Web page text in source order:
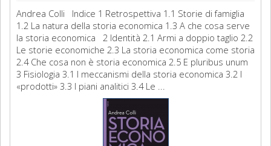
Andrea Colli Indice 1 Retrospettiva 1.1 Storie di famiglia
1.2 La natura della storia economica 1.3 A che cosa serve
la storia economica 2 Identità 2.1 Armi a doppio taglio 2.2
Le storie economiche 2.3 La storia economica come storia
2.4 Che cosa non è storia economica 2.5 E pluribus unum
3 Fisiologia 3.1 I meccanismi della storia economica 3.2 I
«prodotti» 3.3 I piani analitici 3.4 Le ...